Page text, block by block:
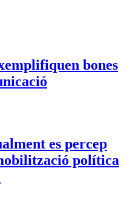
bones
es percep
política